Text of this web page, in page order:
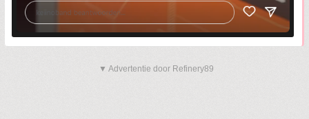
▼ Advertentie door Refinery89